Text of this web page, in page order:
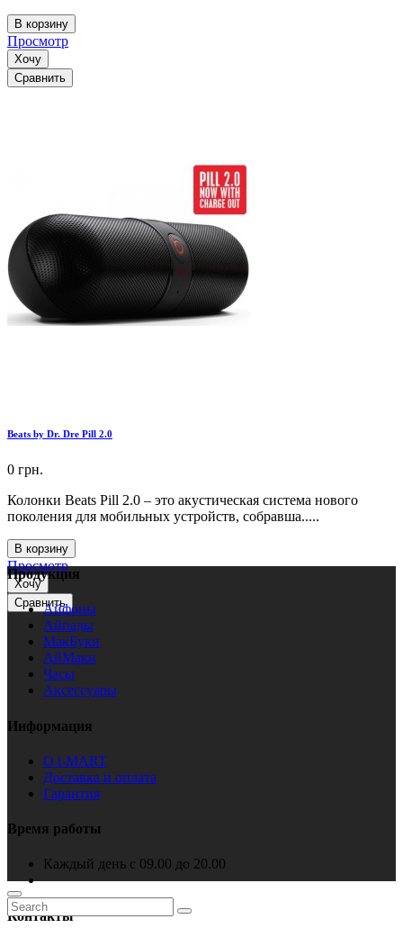
В корзину
Просмотр
Хочу
Сравнить
Beats by Dr. Dre Pill 2.0
0 грн.
Колонки Beats Pill 2.0 – это акустическая система нового
поколения для мобильных устройств, собравша.....
В корзину
Просмотр
Хочу
Сравнить
Продукция
Айфоны
Айпады
МакБуки
АйМаки
Часы
Аксессуары
Информация
О i-MART
Доставка и оплата
Гарантия
Время работы
Каждый день с 09.00 до 20.00
Контакты